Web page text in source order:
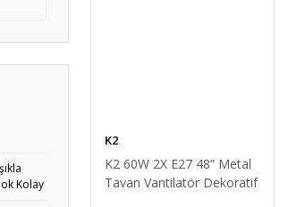
Kolay
K2
K2 60W 2X E27 48” Metal
Tavan Vantilatör Dekoratif